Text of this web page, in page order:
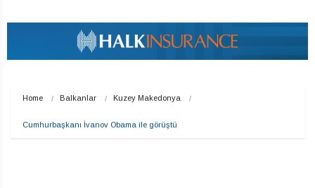
Home Balkanlar Kuzey Makedonya
Cumhurbaşkanı İvanov Obama ile görüştü